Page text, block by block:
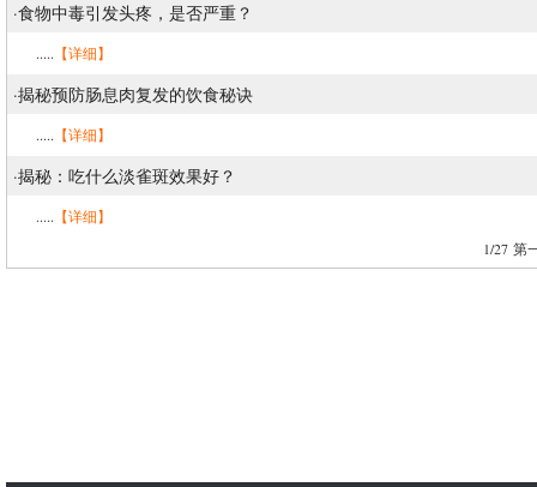
·食物中毒引发头疼，是否严重？
..... 【详细】
·揭秘预防肠息肉复发的饮食秘诀
..... 【详细】
·揭秘：吃什么淡雀斑效果好？
..... 【详细】
1/27 第